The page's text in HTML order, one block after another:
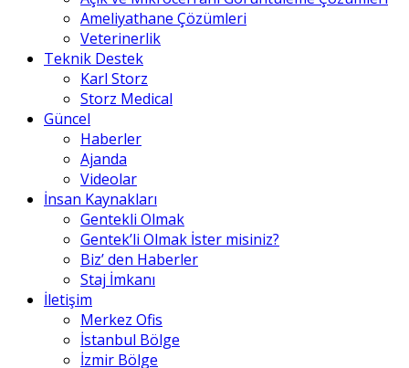
Ameliyathane Çözümleri
Veterinerlik
Teknik Destek
Karl Storz
Storz Medical
Güncel
Haberler
Ajanda
Videolar
İnsan Kaynakları
Gentekli Olmak
Gentek’li Olmak İster misiniz?
Biz’ den Haberler
Staj İmkanı
İletişim
Merkez Ofis
İstanbul Bölge
İzmir Bölge